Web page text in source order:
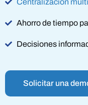
Ahorro de tiempo
Decisiones
Solicitar una